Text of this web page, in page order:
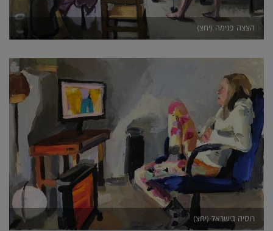
הצצה פנימה (יחצ)
רוסיה בישראל (יחצ)